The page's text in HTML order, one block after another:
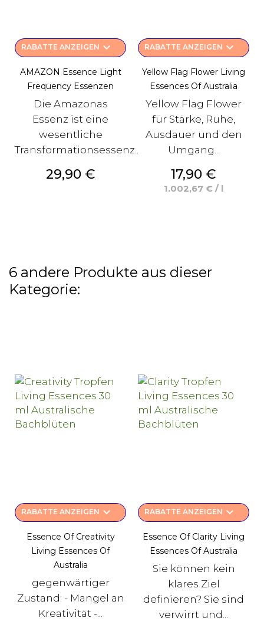
RABATTE ANZEIGEN keyboard_arrow_down
AMAZON Essence Light
Frequency Essenzen
Die Amazonas
Essenz ist eine
wesentliche
Transformationsessenz...
Preis
29,90 €
RABATTE ANZEIGEN keyboard_arrow_down
Yellow Flag Flower Living
Essences Of Australia
Yellow Flag Flower
für Stärke, Ruhe,
Ausdauer und den
Umgang...
Preis
17,90 €
1.002,67 € / l
6 andere Produkte aus dieser
Kategorie:
RABATTE ANZEIGEN keyboard_arrow_down
Essence Of Creativity
Living Essences Of
Australia
gegenwärtiger
Zustand: - Mangel an
Kreativität -...
RABATTE ANZEIGEN keyboard_arrow_down
Essence Of Clarity Living
Essences Of Australia
Sie können kein
klares Ziel
definieren? Sie sind
verwirrt und...